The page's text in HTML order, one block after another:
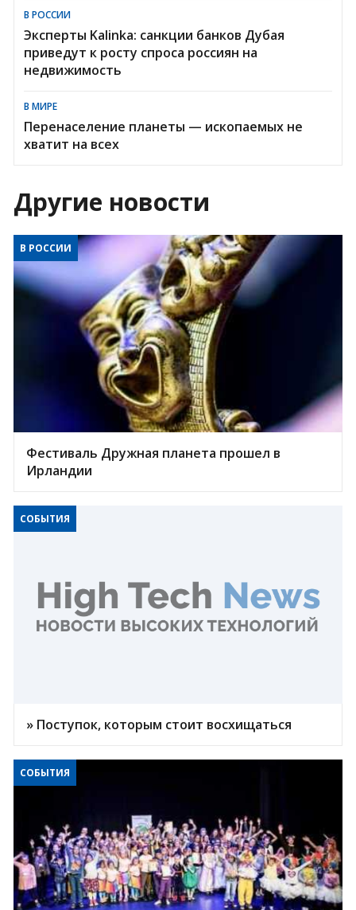
В РОССИИ
Эксперты Kalinka: санкции банков Дубая
приведут к росту спроса россиян на
недвижимость
В МИРЕ
Перенаселение планеты — ископаемых не
хватит на всех
Другие новости
В РОССИИ
Фестиваль Дружная планета прошел в
Ирландии
СОБЫТИЯ
» Поступок, которым стоит восхищаться
СОБЫТИЯ